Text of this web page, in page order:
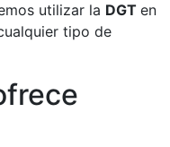
utilizar la DGT en
tipo de